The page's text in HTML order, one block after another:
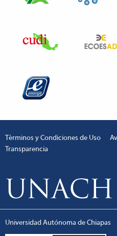
Términos y Condiciones de Uso
Transparencia
Universidad Autónoma de Chiapas